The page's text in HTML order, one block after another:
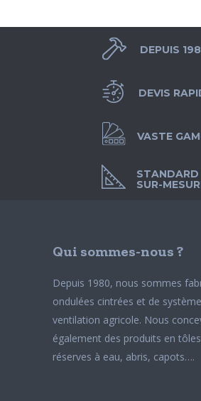
DEPUIS
DEVIS
VASTE
STANDARD
SUR-
Qui sommes-nous ?
Depuis 1980, nous sommes
ondulées cintrées et de
ventilation agricole. Nous
également des produits en
réserves à eau, abris, capots….